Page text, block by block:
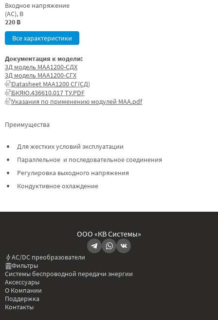
Входное напряжение
(AC), В
220 В
Все характеристики
Преимущества
Для жестких условий эксплуатации
Параллельное и последовательное соединения
Регулировка выходного напряжения
Кондуктивное охлаждение
Документация к модели:
3Д модель МАА1200-СДХ
3Д модель МАА1200-СГХ
Datasheet МАА1200 СГ(СД)
БКЯЮ.436610.017 ТУ.PDF
Указания по применению модулей МАА.pdf
ООО «КВ Системы»
AC/DC преобразователи
Фильтры
Системы беспроводной передачи энергии
Аксессуары
О Компании
Поддержка
Контакты